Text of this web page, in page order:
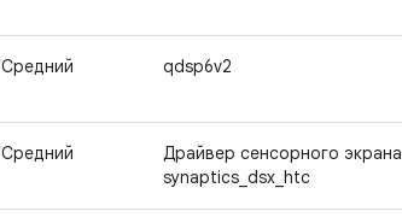
Средний qdsp6v2
Средний
Драйвер сенсорного экрана
synaptics_dsx_htc